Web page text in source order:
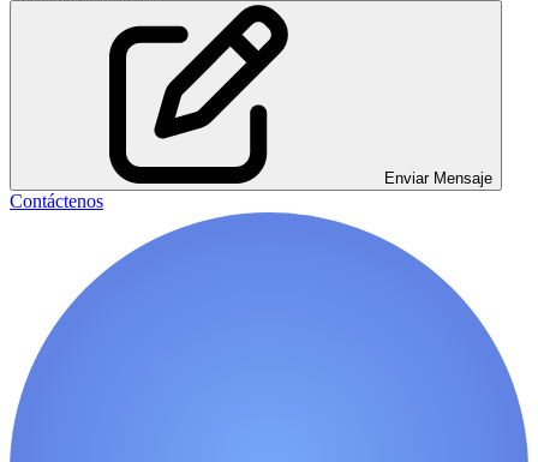
Enviar Mensaje
Contáctenos